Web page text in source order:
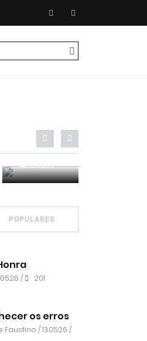
Análises
POPULARES
/ 201
os erros
Faustino / 13.05.26 /